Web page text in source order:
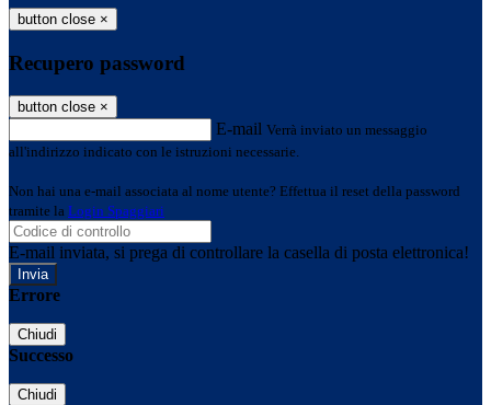
button close ×
Recupero password
button close ×
E-mail Verrà inviato un messaggio
all'indirizzo indicato con le istruzioni necessarie.
Non hai una e-mail associata al nome utente? Effettua il reset della password
tramite la Login Spaggiari
E-mail inviata, si prega di controllare la casella di posta elettronica!
Errore
Chiudi
Successo
Chiudi